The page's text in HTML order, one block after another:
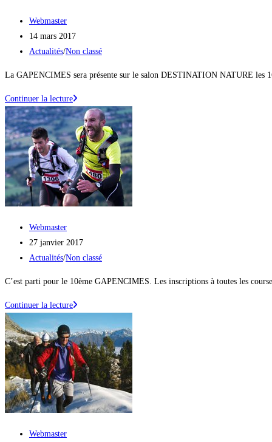
Auteur/autrice
de
la
Webmaster
Publication
publiée :
14 mars 2017
Post
Actualités/Non classé
La GAPENCIMES sera présente sur le salon DESTINATION NATURE les
Continuer la lectureLa
GAPENCIMES
sera
présente
au
salon
DESTINATION
NATURE
Auteur/autrice
de
la
Webmaster
Publication
publiée :
27 janvier 2017
Post
Actualités/Non classé
C’est parti pour le 10ème GAPENCIMES. Les inscriptions à toutes les
Continuer la lectureGapencimes
:
LES
INSCRIPTIONS
SONT
OUVERTES
!
Auteur/autrice
Webmaster